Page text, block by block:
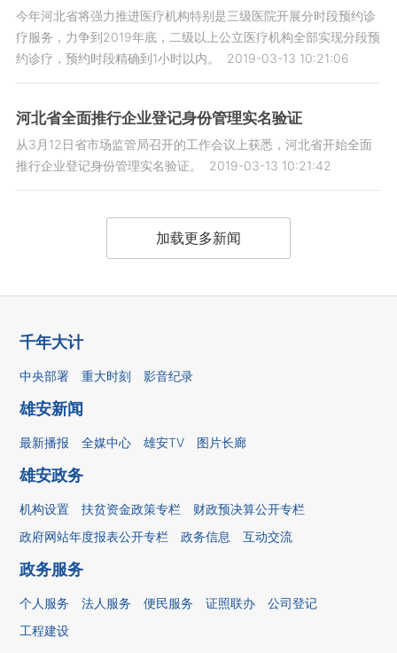
今年河北省将强力推进医疗机构特别是三级医院开展分时段预约诊
疗服务，力争到2019年底，二级以上公立医疗机构全部实现分段预
约诊疗，预约时段精确到1小时以内。
2019-03-13 10:21:06
河北省全面推行企业登记身份管理实名验证
从3月12日省市场监管局召开的工作会议上获悉，河北省开始全面
推行企业登记身份管理实名验证。
2019-03-13 10:21:42
加载更多新闻
千年大计
中央部署 重大时刻 影音纪录
雄安新闻
最新播报 全媒中心 雄安TV 图片长廊
雄安政务
机构设置 扶贫资金政策专栏
财政预决算公开专栏
政府网站年度报表公开专栏
政务信息 互动交流
政务服务
个人服务 法人服务 便民服务 证照联办
公司登记
工程建设